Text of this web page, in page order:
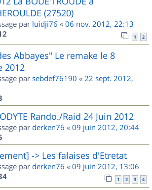
(27520)
par luidji76 « 06 nov. 2012, 22:13
1 2
Abbayes" Le remake le 8
2012
par sebdef76190 « 22 sept. 2012,
Rando./Raid 24 Juin 2012
par derken76 « 09 juin 2012, 20:44
-> Les falaises d'Etretat
par derken76 « 09 juin 2012, 13:06
1 2 3 4